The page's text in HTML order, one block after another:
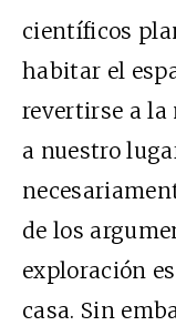
científicos
habitar el
revertirse a la
a nuestro
de los
exploración
casa. Sin